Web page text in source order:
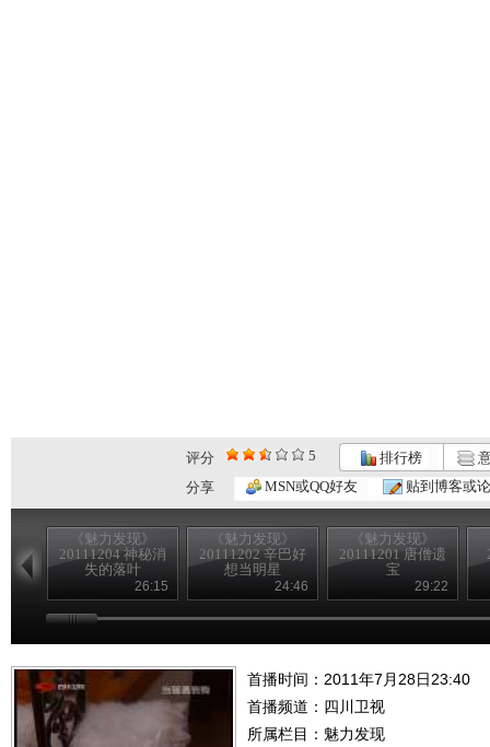
评分 5 排行榜
分享
MSN或QQ好友 贴到博客或
《魅力发现》
20111204 神秘消
失的落叶
26:15
《魅力发现》
20111202 辛巴好
想当明星
24:46
《魅力发现》
20111201 唐僧遗
宝
29:22
首播时间：2011年7月28日23:40
首播频道： 四川卫视
所属栏目： 魅力发现